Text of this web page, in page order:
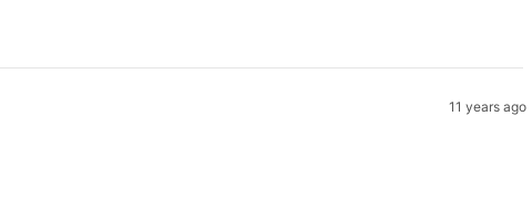
11 years ago